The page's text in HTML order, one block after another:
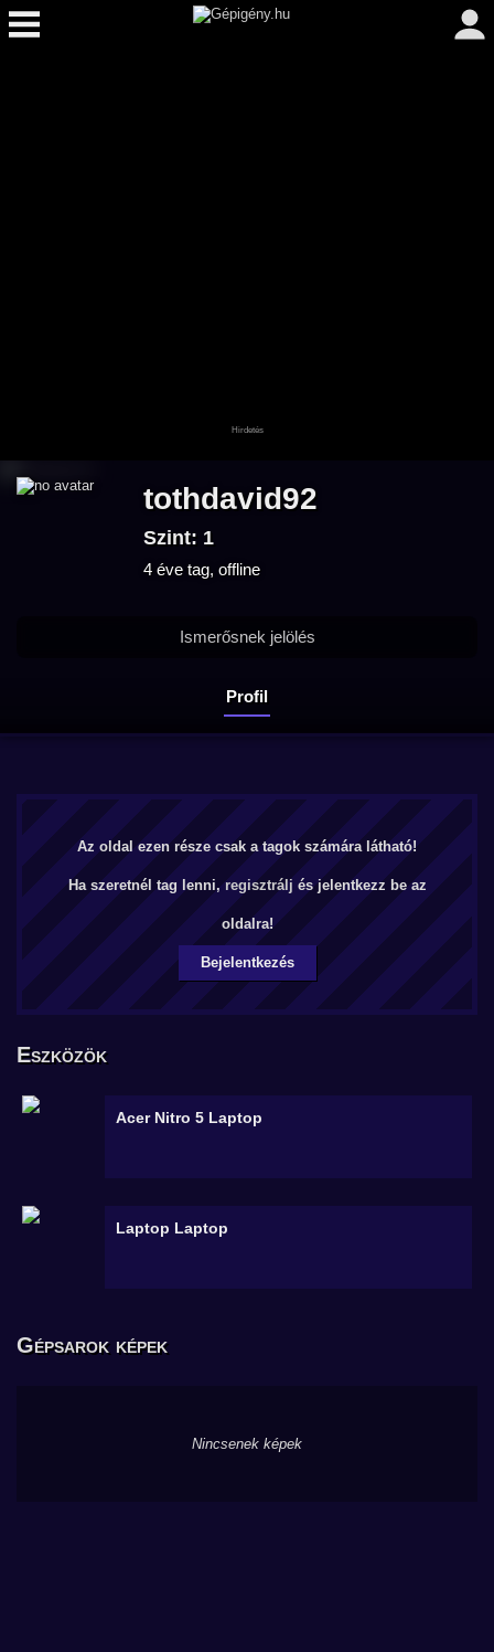
tothdavid92
Szint: 1
4 éve tag, offline
Profil
Ismerősnek jelölés
Az oldal ezen része csak a tagok számára látható!
Ha szeretnél tag lenni, regisztrálj és jelentkezz be az
oldalra!
Bejelentkezés
Eszközök
Acer Nitro 5 Laptop
Laptop Laptop
Gépsarok képek
Nincsenek képek